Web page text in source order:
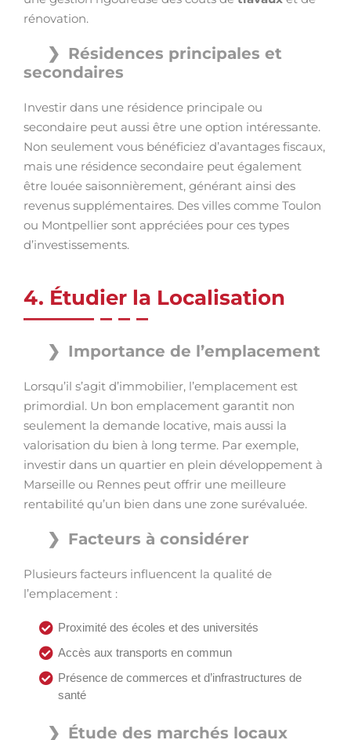
rénovation.
Résidences principales et
secondaires
Investir dans une résidence principale ou
secondaire peut aussi être une option intéressante.
Non seulement vous bénéficiez d’avantages fiscaux,
mais une résidence secondaire peut également
être louée saisonnièrement, générant ainsi des
revenus supplémentaires. Des villes comme Toulon
ou Montpellier sont appréciées pour ces types
d’investissements.
4. Étudier la Localisation
Importance de l’emplacement
Lorsqu’il s’agit d’immobilier, l’emplacement est
primordial. Un bon emplacement garantit non
seulement la demande locative, mais aussi la
valorisation du bien à long terme. Par exemple,
investir dans un quartier en plein développement à
Marseille ou Rennes peut offrir une meilleure
rentabilité qu’un bien dans une zone surévaluée.
Facteurs à considérer
Plusieurs facteurs influencent la qualité de
l’emplacement :
Proximité des écoles et des universités
Accès aux transports en commun
Présence de commerces et d’infrastructures de
santé
Étude des marchés locaux